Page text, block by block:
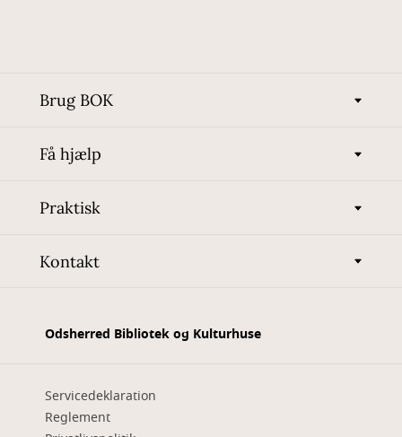
Brug BOK
Få hjælp
Praktisk
Kontakt
Odsherred Bibliotek og Kulturhuse
Servicedeklaration
Reglement